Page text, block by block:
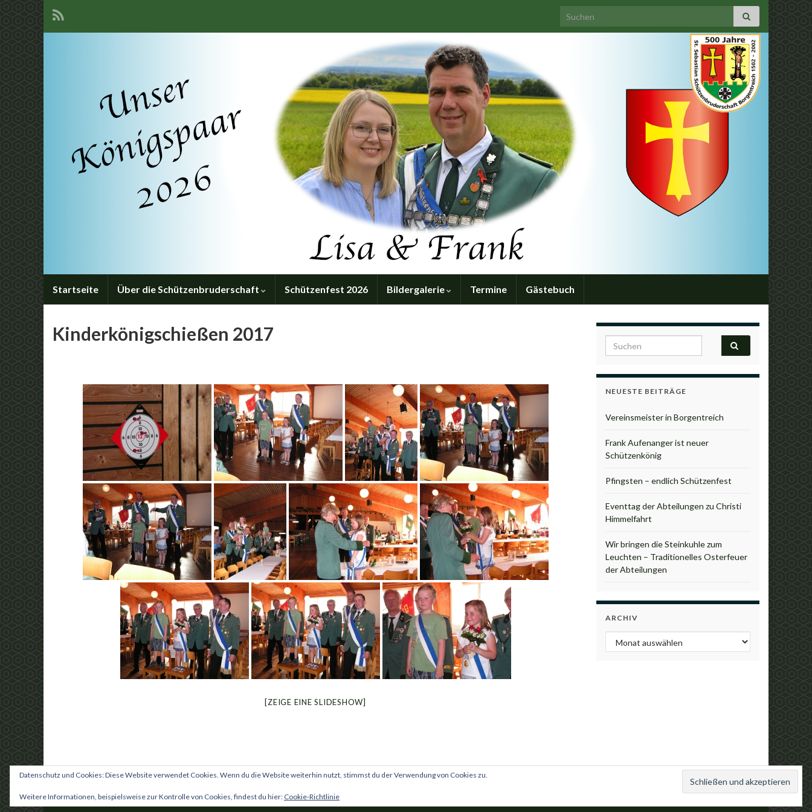
Search for:
Startseite Über die Schützenbruderschaft Schützenfest 2026 Bildergalerie Termine Gästebuch
Kinderkönigschießen 2017
[ZEIGE EINE SLIDESHOW]
Search for:
NEUESTE BEITRÄGE
Vereinsmeister in Borgentreich
Frank Aufenanger ist neuer
Schützenkönig
Pfingsten – endlich Schützenfest
Eventtag der Abteilungen zu Christi
Himmelfahrt
Wir bringen die Steinkuhle zum
Leuchten – Traditionelles Osterfeuer
der Abteilungen
ARCHIV
Archiv
Gemacht mit
vonGraphene Themes.
Datenschutz und Cookies: Diese Website verwendet Cookies. Wenn du die Website weiterhin nutzt, stimmst du der Verwendung von Cookies zu.
Weitere Informationen, beispielsweise zur Kontrolle von Cookies, findest du hier: Cookie-Richtlinie